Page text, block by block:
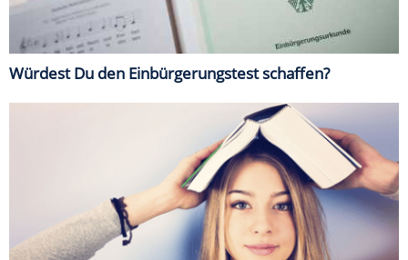
Würdest Du den Einbürgerungstest schaffen?